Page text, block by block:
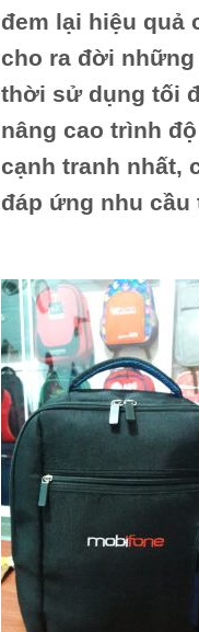
đem lại hiệu quả
cho ra đời
thời sử dụng tối
nâng cao trình
cạnh tranh nhất,
đáp ứng nhu